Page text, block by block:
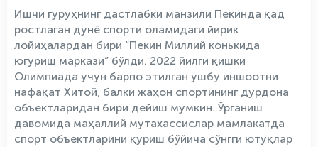
Ишчи гуруҳнинг дастлабки манзили Пекинда қад
ростлаган дунё спорти оламидаги йирик
лойиҳалардан бири “Пекин Миллий конькида
югуриш маркази” бўлди. 2022 йилги қишки
Олимпиада учун барпо этилган ушбу иншоотни
нафақат Хитой, балки жаҳон спортининг дурдона
объектларидан бири дейиш мумкин. Ўрганиш
давомида маҳаллий мутахассислар мамлакатда
спорт объектларини қуриш бўйича сўнгги ютуқлар